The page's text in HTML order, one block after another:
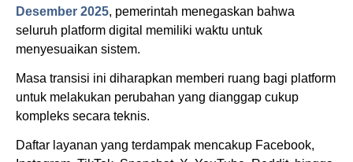
Desember 2025, pemerintah menegaskan bahwa
seluruh platform digital memiliki waktu untuk
menyesuaikan sistem.
Masa transisi ini diharapkan memberi ruang bagi platform
untuk melakukan perubahan yang dianggap cukup
kompleks secara teknis.
Daftar layanan yang terdampak mencakup Facebook,